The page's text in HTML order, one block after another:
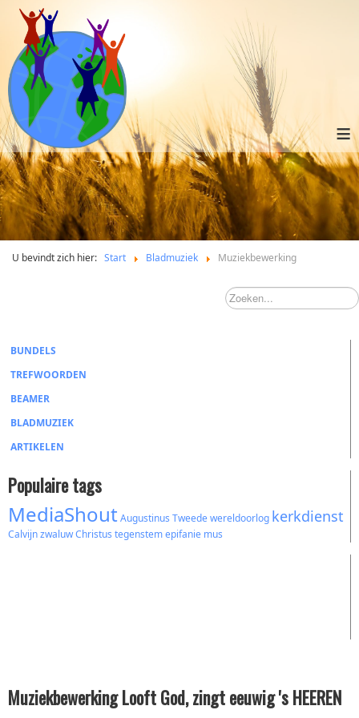
≡
U bevindt zich hier: Start Bladmuziek Muziekbewerking
BUNDELS
TREFWOORDEN
BEAMER
BLADMUZIEK
ARTIKELEN
Populaire tags
MediaShoutAugustinus Tweede wereldoorlog kerkdienst
CalvijnzwaluwChristus tegenstemepifanie mus
Muziekbewerking Looft God, zingt eeuwig 's HEEREN